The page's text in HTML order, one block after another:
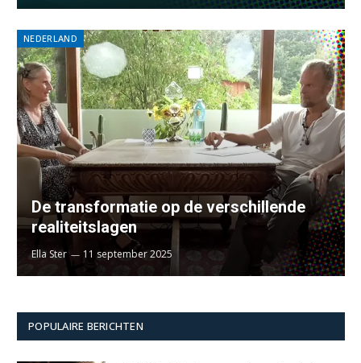
NEDERLAND
De transformatie op de verschillende
realiteitslagen
Ella Ster 11 september 2025
POPULAIRE BERICHTEN